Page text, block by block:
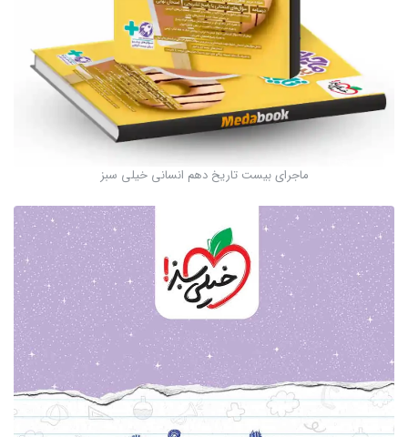
ماجرای بیست تاریخ دهم انسانی خیلی سبز